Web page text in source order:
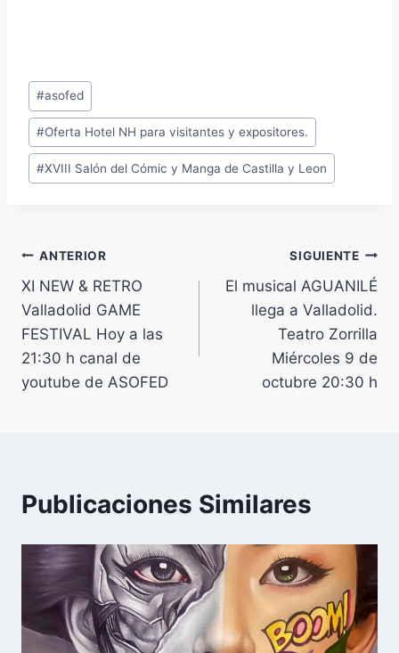
Etiquetas
de
la
entrada:
#asofed
#Oferta Hotel NH para visitantes y expositores.
#XVIII Salón del Cómic y Manga de Castilla y Leon
Navegación
de
entradas
ANTERIOR
XI NEW & RETRO
Valladolid GAME
FESTIVAL Hoy a las
21:30 h canal de
youtube de ASOFED
SIGUIENTE
El musical AGUANILÉ
llega a Valladolid.
Teatro Zorrilla
Miércoles 9 de
octubre 20:30 h
Publicaciones Similares